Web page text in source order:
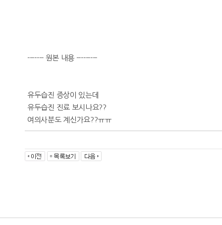
------- 원본 내용 ---------
유두습진 증상이 있는데
유두습진 진료 보시나요??
여의사분도 계신가요??ㅠㅠ